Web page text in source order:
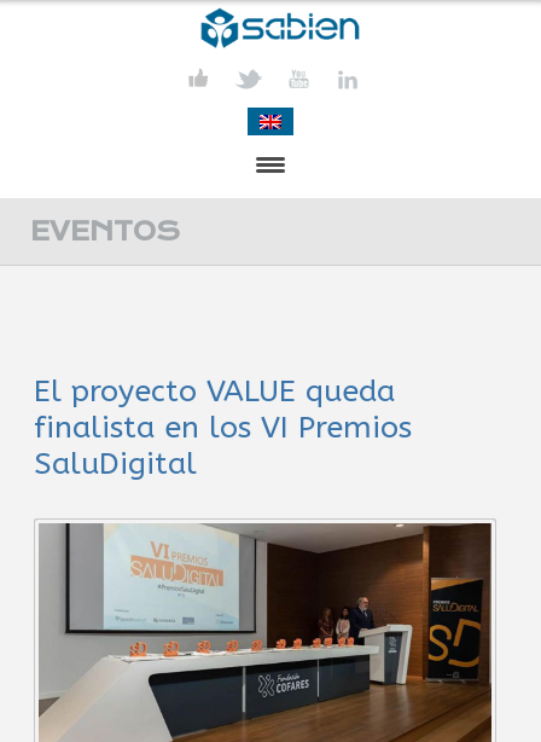
PRESENTACIÓN
ACTIVIDADES
COMUNICACIÓN
EVENTOS
El proyecto VALUE queda
finalista en los VI Premios
SaluDigital